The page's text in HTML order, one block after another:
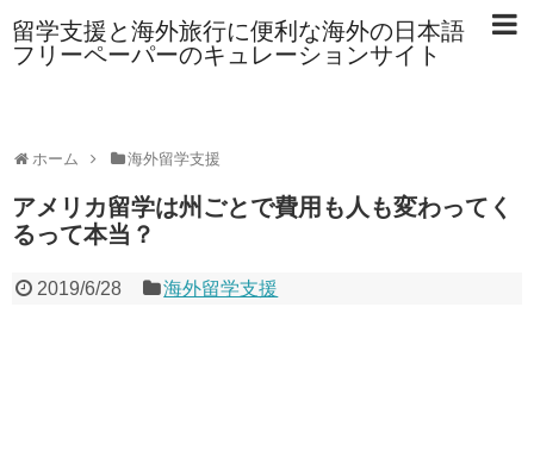
留学支援と海外旅行に便利な海外の日本語
フリーペーパーのキュレーションサイト
ホーム 海外留学支援
アメリカ留学は州ごとで費用も人も変わってく
るって本当？
2019/6/28 海外留学支援